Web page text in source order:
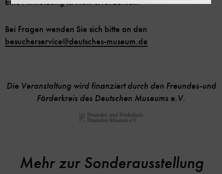
Bei Fragen wenden Sie sich bitte an den
besucherservice@deutsches-museum.de
Die Veranstaltung wird finanziert durch den Freundes-und
Förderkreis des Deutschen Museums e.V.
Mehr zur Sonderausstellung